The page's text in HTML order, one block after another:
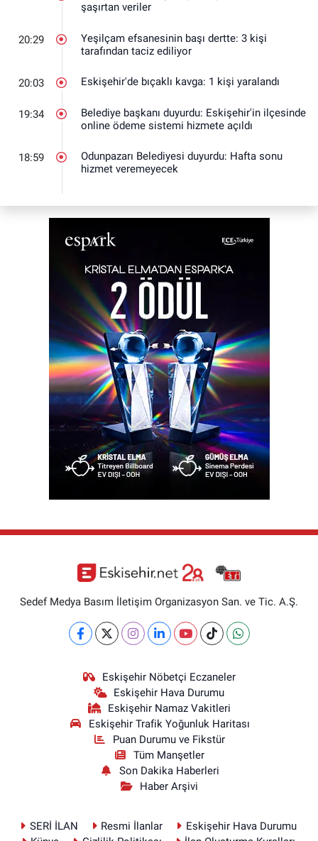
şaşırtan veriler
20:29
Yeşilçam efsanesinin başı dertte: 3 kişi
tarafından taciz ediliyor
20:03 Eskişehir'de bıçaklı kavga: 1 kişi yaralandı
19:34
Belediye başkanı duyurdu: Eskişehir'in ilçesinde
online ödeme sistemi hizmete açıldı
18:59
Odunpazarı Belediyesi duyurdu: Hafta sonu
hizmet veremeyecek
Sedef Medya Basım İletişim Organizasyon San. ve Tic. A.Ş.
Eskişehir Nöbetçi Eczaneler
Eskişehir Hava Durumu
Eskişehir Namaz Vakitleri
Eskişehir Trafik Yoğunluk Haritası
Puan Durumu ve Fikstür
Tüm Manşetler
Son Dakika Haberleri
Haber Arşivi
SERİ İLAN Resmi İlanlar
Eskişehir Hava Durumu